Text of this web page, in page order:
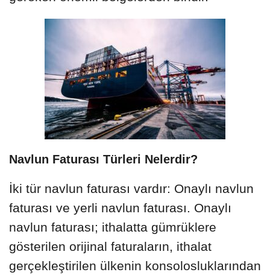
Navlun Faturası Türleri Nelerdir?
İki tür navlun faturası vardır: Onaylı navlun
faturası ve yerli navlun faturası. Onaylı
navlun faturası; ithalatta gümrüklere
gösterilen orijinal faturaların, ithalat
gerçekleştirilen ülkenin konsolosluklarından